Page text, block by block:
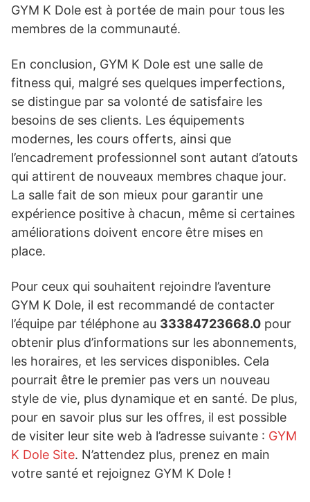
GYM K Dole est à portée de main pour tous les
membres de la communauté.
En conclusion, GYM K Dole est une salle de
fitness qui, malgré ses quelques imperfections,
se distingue par sa volonté de satisfaire les
besoins de ses clients. Les équipements
modernes, les cours offerts, ainsi que
l’encadrement professionnel sont autant d’atouts
qui attirent de nouveaux membres chaque jour.
La salle fait de son mieux pour garantir une
expérience positive à chacun, même si certaines
améliorations doivent encore être mises en
place.
Pour ceux qui souhaitent rejoindre l’aventure
GYM K Dole, il est recommandé de contacter
l’équipe par téléphone au 33384723668.0 pour
obtenir plus d’informations sur les abonnements,
les horaires, et les services disponibles. Cela
pourrait être le premier pas vers un nouveau
style de vie, plus dynamique et en santé. De plus,
pour en savoir plus sur les offres, il est possible
de visiter leur site web à l’adresse suivante : GYM
K Dole Site. N’attendez plus, prenez en main
votre santé et rejoignez GYM K Dole !